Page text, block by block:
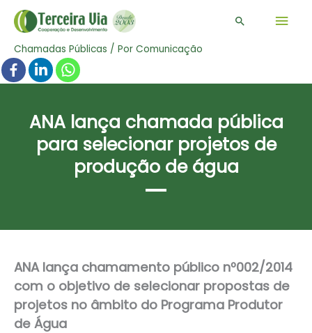
Pesquisar
Chamadas Públicas / Por Comunicação
ANA lança chamada pública
para selecionar projetos de
produção de água
ANA lança chamamento público nº002/2014
com o objetivo de selecionar propostas de
projetos no âmbito do Programa Produtor
de Água